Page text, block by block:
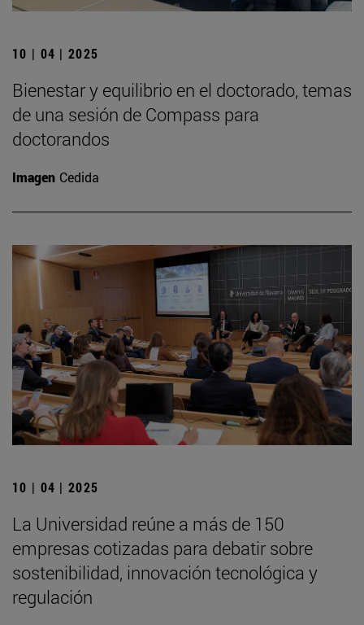
10 | 04 | 2025
Bienestar y equilibrio en el doctorado, temas
de una sesión de Compass para
doctorandos
Imagen Cedida
10 | 04 | 2025
La Universidad reúne a más de 150
empresas cotizadas para debatir sobre
sostenibilidad, innovación tecnológica y
regulación